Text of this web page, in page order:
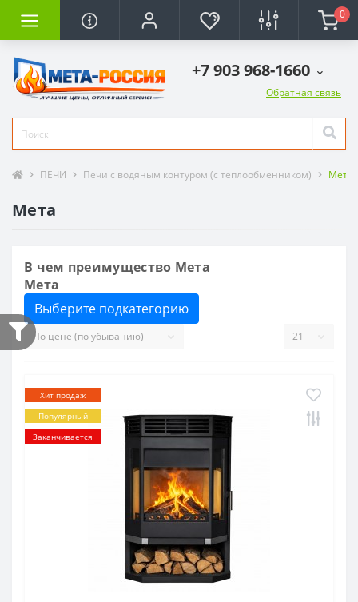
0
+7 903 968-1660
Обратная связь
ПЕЧИ Печи с водяным контуром (с теплообменником) Мета
Мета
В чем преимущество Мета
Мета
Выберите подкатегорию
Хит продаж
Популярный
Заканчивается